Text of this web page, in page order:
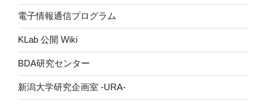
電子情報通信プログラム
KLab 公開 Wiki
BDA研究センター
新潟大学研究企画室 -URA-